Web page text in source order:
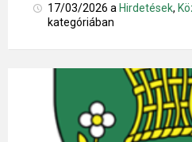
17/03/2026 a Hirdetések,
kategóriában